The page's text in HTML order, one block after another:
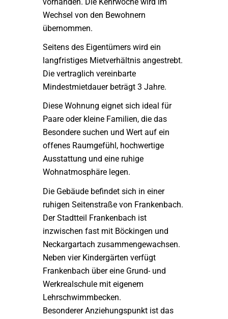
Wechsel von den Bewohnern
übernommen.
Seitens des Eigentümers wird ein
langfristiges Mietverhältnis angestrebt.
Die vertraglich vereinbarte
Mindestmietdauer beträgt 3 Jahre.
Diese Wohnung eignet sich ideal für
Paare oder kleine Familien, die das
Besondere suchen und Wert auf ein
offenes Raumgefühl, hochwertige
Ausstattung und eine ruhige
Wohnatmosphäre legen.
Die Gebäude befindet sich in einer
ruhigen Seitenstraße von Frankenbach.
Der Stadtteil Frankenbach ist
inzwischen fast mit Böckingen und
Neckargartach zusammengewachsen.
Neben vier Kindergärten verfügt
Frankenbach über eine Grund- und
Werkrealschule mit eigenem
Lehrschwimmbecken.
Besonderer Anziehungspunkt ist das